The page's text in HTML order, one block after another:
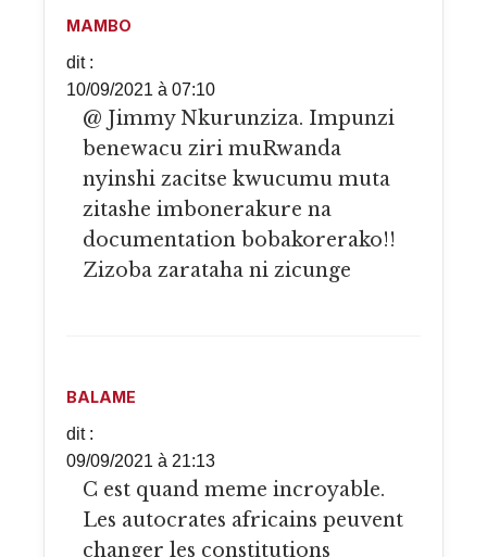
MAMBO
dit :
10/09/2021 à 07:10
@ Jimmy Nkurunziza. Impunzi
benewacu ziri muRwanda
nyinshi zacitse kwucumu muta
zitashe imbonerakure na
documentation bobakorerako!!
Zizoba zarataha ni zicunge
BALAME
dit :
09/09/2021 à 21:13
C est quand meme incroyable.
Les autocrates africains peuvent
changer les constitutions